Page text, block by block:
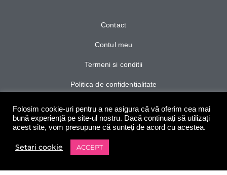
Contact
Contul meu
Termeni si conditii
Politica de confidentialitate
Personalizeaza
Folosim cookie-uri pentru a ne asigura că vă oferim cea mai
bună experiență pe site-ul nostru. Dacă continuați să utilizați
acest site, vom presupune că sunteți de acord cu acestea.
Setari cookie ACCEPT
0